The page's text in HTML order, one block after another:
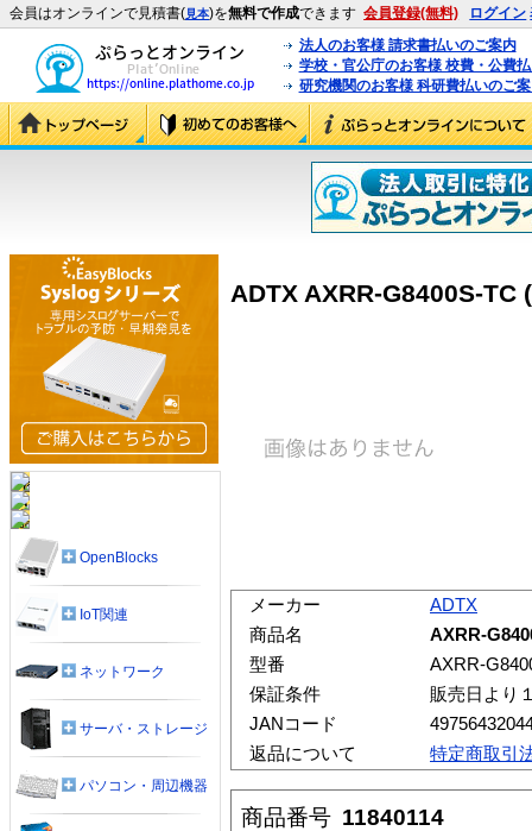
会員はオンラインで見積書(見本)を無料で作成できます 会員登録(無料) ログイン
法人のお客様 請求書払いのご案内
学校・官公庁のお客様 校費・公費
研究機関のお客様 科研費払いのご
ADTX AXRR-G8400S-TC
メーカー
ADTX
商品名
AXRR-
型番
AXRR-
保証条件
販売日より
JANコード
返品について
特定商取引
商品番号 11840114
OpenBlocks
IoT関連
ネットワーク
サーバ・ストレージ
パソコン・周辺機器